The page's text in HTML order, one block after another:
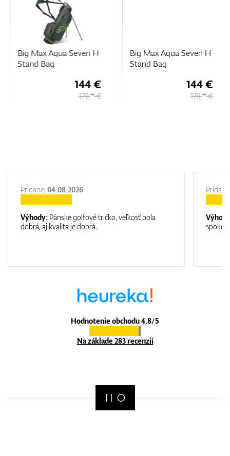
Big Max Aqua Seven H
Stand Bag
144 €
179,90€
Big Max Aqua Seven H
Stand Bag
144 €
179,90€
Hodnotenie obchodu 4.8/5
Na základe 283 recenzií
Pridane: 04.08.2026
Výhody: Pánske golfové tričko, veľkosť bola
dobrá, aj kvalita je dobrá.